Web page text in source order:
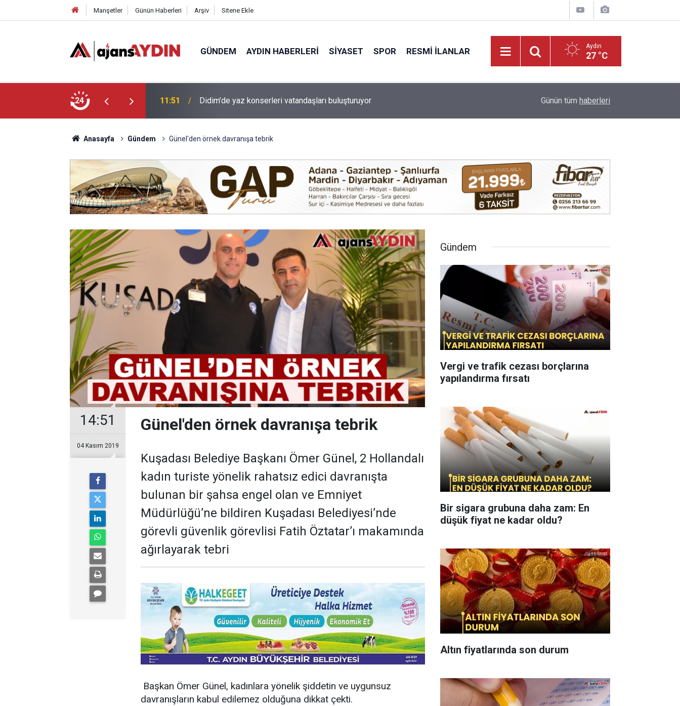
Manşetler Günün Haberleri Arşiv Sitene Ekle
GÜNDEM AYDIN HABERLERI SIYASET SPOR RESMI İLANLAR Aydın
27 °C
24 10:24 Efeler'de çocuklar yaz tatilinde felsefeyle düşünmeyi öğreniyor Aydın’da bugün elektrik kesintisi yaşanacak!
Günün tüm haberleri
Anasayfa Gündem Günel'den örnek davranışa tebrik
14:51
04 Kasım 2019
Günel'den örnek davranışa tebrik
Kuşadası Belediye Başkanı Ömer Günel, 2 Hollandalı
kadın turiste yönelik rahatsız edici davranışta
bulunan bir şahsa engel olan ve Emniyet
Müdürlüğü’ne bildiren Kuşadası Belediyesi’nde
görevli güvenlik görevlisi Fatih Öztatar’ı makamında
ağırlayarak tebri
Başkan Ömer Günel, kadınlara yönelik şiddetin ve uygunsuz
davranışların kabul edilemez olduğuna dikkat çekti.
Gündem
Vergi ve trafik cezası borçlarına
yapılandırma fırsatı
Bir sigara grubuna daha zam: En
düşük fiyat ne kadar oldu?
Altın fiyatlarında son durum